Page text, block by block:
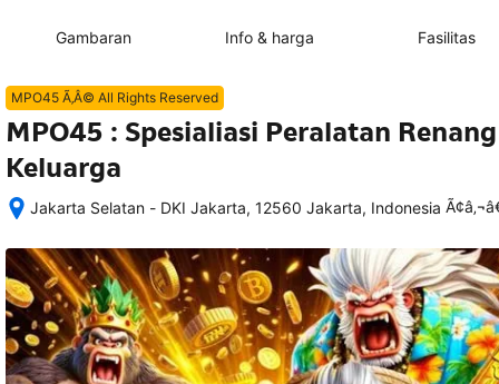
Gambaran Info & harga Fasilitas
MPO45 Ã‚Â© All Rights Reserved
MPO45 : Spesialiasi Peralatan
Keluarga
Jakarta Selatan - DKI Jakarta, 12560 Jakarta, Indonesia
memesan,
semua
rincian
akomodasi
termasuk
nomor